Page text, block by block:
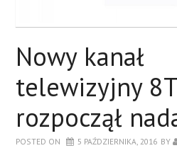
Nowy kanał
telewizyjny
rozpoczął
POSTED ON 5 PAŹDZIERNIKA, 2016 BY